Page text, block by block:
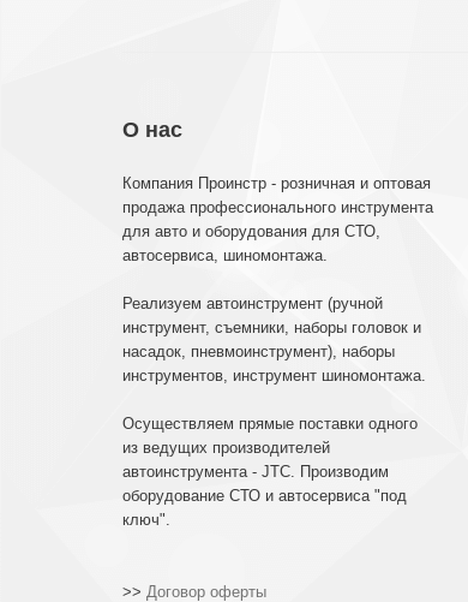
О нас
Компания Проинстр - розничная и оптовая
продажа профессионального инструмента
для авто и оборудования для СТО,
автосервиса, шиномонтажа.
Реализуем автоинструмент (ручной
инструмент, съемники, наборы головок и
насадок, пневмоинструмент), наборы
инструментов, инструмент шиномонтажа.
Осуществляем прямые поставки одного
из ведущих производителей
автоинструмента - JTC. Производим
оборудование СТО и автосервиса "под
ключ".
>> Договор оферты